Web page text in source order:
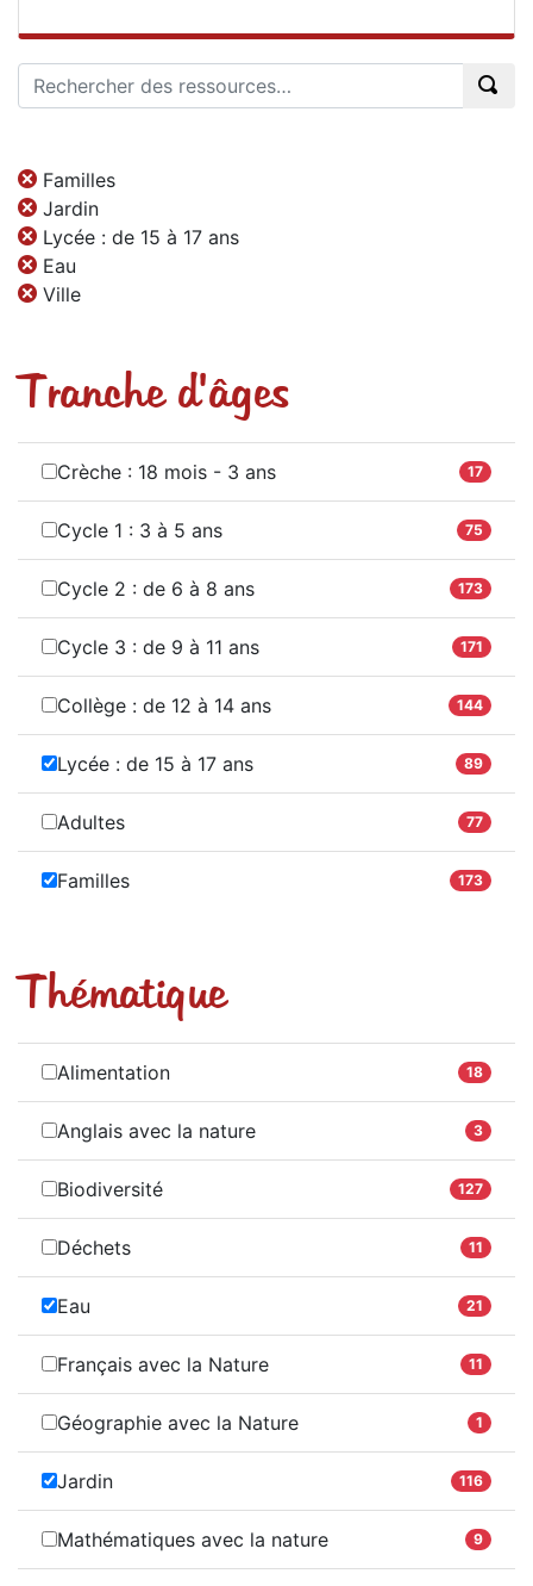
Familles
Jardin
Lycée : de 15 à 17 ans
Eau
Ville
Tranche d'âges
Crèche : 18 mois - 3 ans 17
Cycle 1 : 3 à 5 ans 75
Cycle 2 : de 6 à 8 ans 173
Cycle 3 : de 9 à 11 ans 171
Collège : de 12 à 14 ans 144
Lycée : de 15 à 17 ans 89
Adultes 77
Familles 173
Thématique
Alimentation 18
Anglais avec la nature 3
Biodiversité 127
Déchets 11
Eau 21
Français avec la Nature 11
Géographie avec la Nature 1
Jardin 116
Mathématiques avec la nature 9